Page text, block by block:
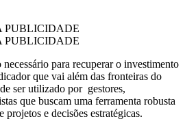
PUBLICIDADE
PUBLICIDADE
para recuperar o investimento
que vai além das fronteiras do
ser utilizado por gestores,
que buscam uma ferramenta robusta
e decisões estratégicas.